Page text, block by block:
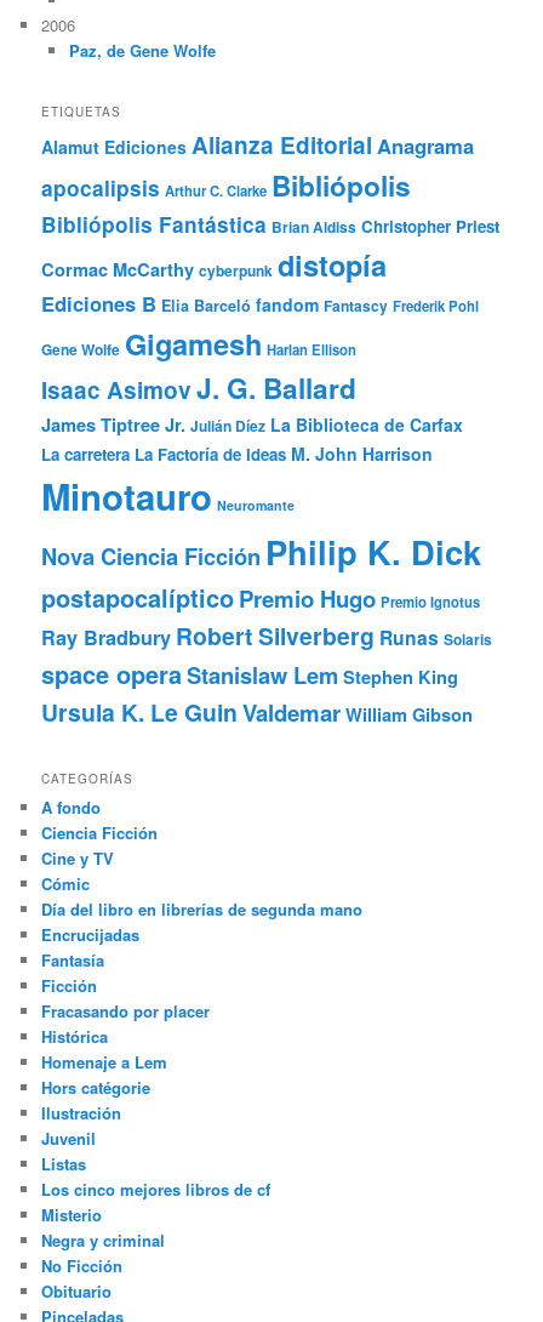
2006
Paz, de Gene Wolfe
ETIQUETAS
Alamut Ediciones Alianza Editorial Anagrama
apocalipsis Arthur C. Clarke Bibliópolis
Bibliópolis Fantástica Brian Aldiss Christopher Priest
Cormac McCarthy cyberpunk distopía
Ediciones B Elia Barceló fandom Fantascy Frederik Pohl
Gene Wolfe Gigamesh Harlan Ellison
Isaac AsimovJ. G. Ballard
James Tiptree Jr. Julián Díez La Biblioteca de Carfax
La carretera La Factoría de Ideas M. John Harrison
Minotauro Neuromante
Nova Ciencia Ficción Philip K. Dick
postapocalípticoPremio Hugo Premio Ignotus
Ray Bradbury Robert Silverberg Runas Solaris
space operaStanislaw Lem Stephen King
Ursula K. Le GuinValdemarWilliam Gibson
CATEGORÍAS
A fondo
Ciencia Ficción
Cine y TV
Cómic
Día del libro en librerías de segunda mano
Encrucijadas
Fantasía
Ficción
Fracasando por placer
Histórica
Homenaje a Lem
Hors catégorie
Ilustración
Juvenil
Listas
Los cinco mejores libros de cf
Misterio
Negra y criminal
No Ficción
Obituario
Pinceladas